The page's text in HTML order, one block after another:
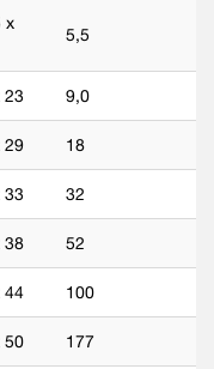
x
5,5
23 9,0
29 18
33 32
38 52
44 100
50 177